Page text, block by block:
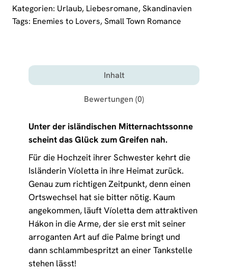
Kategorien: Urlaub, Liebesromane, Skandinavien
Tags: Enemies to Lovers, Small Town Romance
Inhalt
Bewertungen (0)
Unter der isländischen Mitternachtssonne
scheint das Glück zum Greifen nah.
Für die Hochzeit ihrer Schwester kehrt die
Isländerin Víoletta in ihre Heimat zurück.
Genau zum richtigen Zeitpunkt, denn einen
Ortswechsel hat sie bitter nötig. Kaum
angekommen, läuft Víoletta dem attraktiven
Hákon in die Arme, der sie erst mit seiner
arroganten Art auf die Palme bringt und
dann schlammbespritzt an einer Tankstelle
stehen lässt!